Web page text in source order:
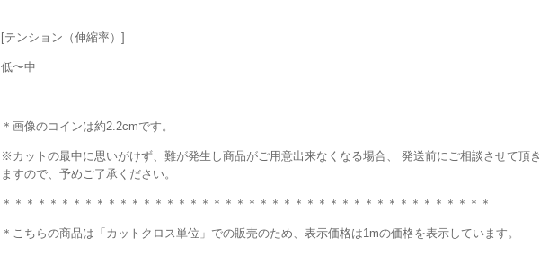
[テンション（伸縮率）]
低〜中
＊画像のコインは約2.2cmです。
※カットの最中に思いがけず、難が発生し商品がご用意出来なくなる場合、 発送前にご相談させて頂き
ますので、予めご了承ください。
＊＊＊＊＊＊＊＊＊＊＊＊＊＊＊＊＊＊＊＊＊＊＊＊＊＊＊＊＊＊＊＊＊＊＊＊＊＊＊＊＊＊
＊こちらの商品は「カットクロス単位」での販売のため、表示価格は1mの価格を表示しています。